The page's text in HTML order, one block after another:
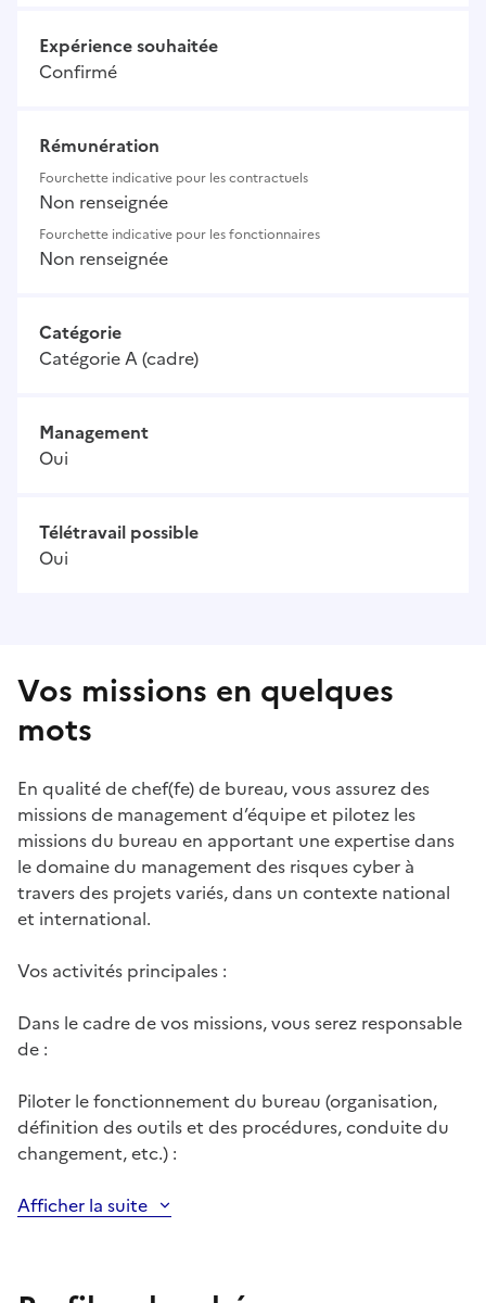
Expérience souhaitée
Confirmé
Rémunération
Fourchette indicative pour les contractuels
Non renseignée
Fourchette indicative pour les fonctionnaires
Non renseignée
Catégorie
Catégorie A (cadre)
Management
Oui
Télétravail possible
Oui
Vos missions en quelques
mots
En qualité de chef(fe) de bureau, vous assurez des
missions de management d’équipe et pilotez les
missions du bureau en apportant une expertise dans
le domaine du management des risques cyber à
travers des projets variés, dans un contexte national
et international.
Vos activités principales :
Dans le cadre de vos missions, vous serez responsable
de :
Piloter le fonctionnement du bureau (organisation,
définition des outils et des procédures, conduite du
changement, etc.) :
Afficher la suite